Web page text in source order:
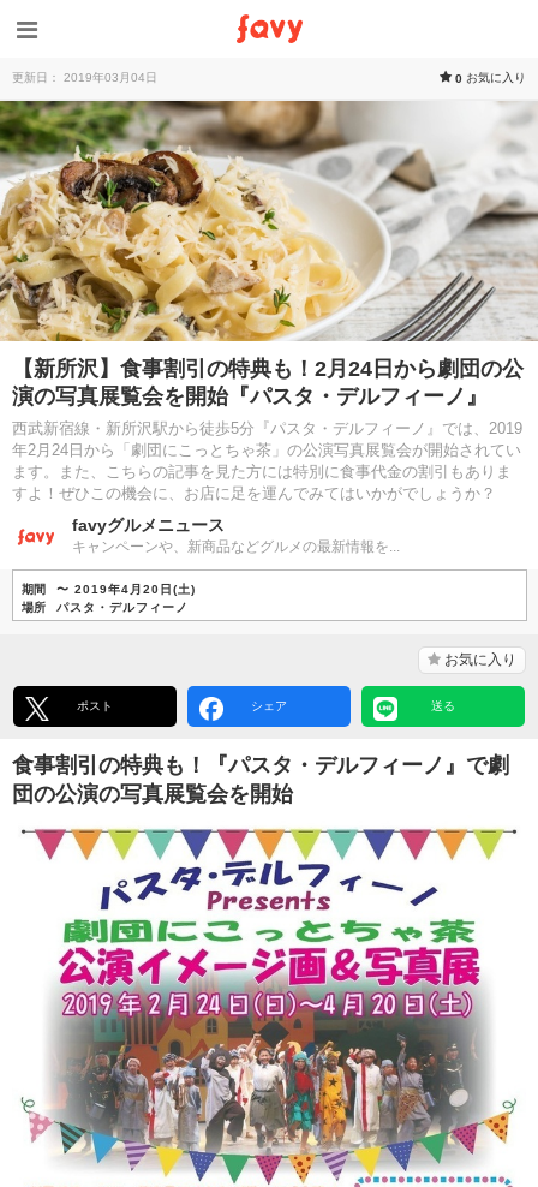
更新日： 2019年03月04日 0 お気に入り
【新所沢】食事割引の特典も！2月24日から劇団の公
演の写真展覧会を開始『パスタ・デルフィーノ』
西武新宿線・新所沢駅から徒歩5分『パスタ・デルフィーノ』では、2019
年2月24日から「劇団にこっとちゃ茶」の公演写真展覧会が開始されてい
ます。また、こちらの記事を見た方には特別に食事代金の割引もありま
すよ！ぜひこの機会に、お店に足を運んでみてはいかがでしょうか？
favyグルメニュース
キャンペーンや、新商品などグルメの最新情報を...
期間
〜 2019年4月20日(土)
場所
パスタ・デルフィーノ
お気に入り
ポスト シェア 送る
食事割引の特典も！『パスタ・デルフィーノ』で劇
団の公演の写真展覧会を開始